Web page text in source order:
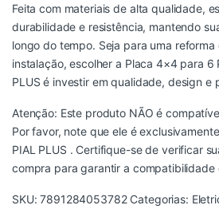
Feita com materiais de alta qualidade,
durabilidade e resistência, mantendo
longo do tempo. Seja para uma reforma
instalação, escolher a Placa 4×4 para 6
PLUS é investir em qualidade, design e
Atenção: Este produto NÃO é
Por favor, note que ele é
PIAL PLUS . Certifique-se de verificar
compra para garantir a compatibilidade
SKU:7891284053782 Categorias: